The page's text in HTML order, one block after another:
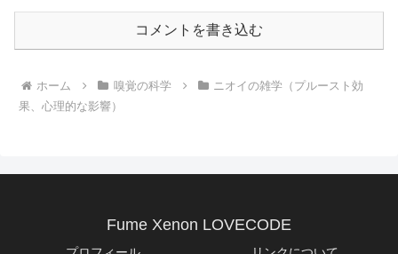
コメントを書き込む
ホーム 嗅覚の科学
ニオイの雑学（プルースト効
果、心理的な影響）
Fume Xenon LOVECODE